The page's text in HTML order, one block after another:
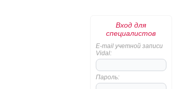
Вход для
специалистов
E-mail учетной записи
Vidal:
Пароль: